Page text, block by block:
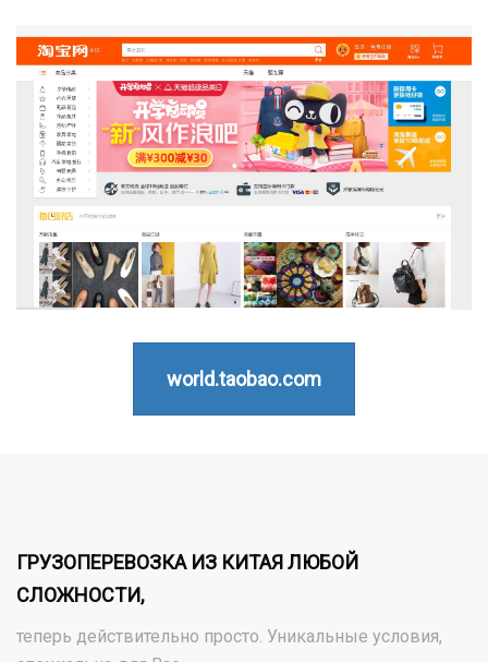
world.taobao.com
ГРУЗОПЕРЕВОЗКА ИЗ КИТАЯ ЛЮБОЙ
СЛОЖНОСТИ,
теперь действительно просто. Уникальные условия,